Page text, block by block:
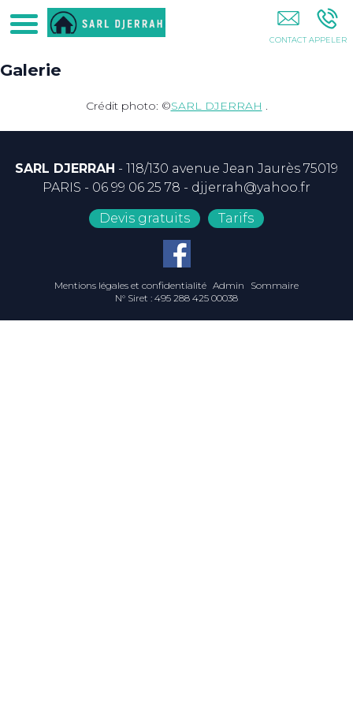
SARL DJERRAH Seine-Saint-Denis 93 Val-De-
Marne 94 Val-D'Oise 95 Paris 75 Essonne 91
Galerie
Crédit photo: ©SARL DJERRAH .
SARL DJERRAH - 118/130 avenue Jean Jaurès 75019
PARIS - 06 99 06 25 78 - djjerrah@yahoo.fr
Devis gratuits Tarifs
Mentions légales et confidentialité Admin
Sommaire
N° Siret : 495 288 425 00038